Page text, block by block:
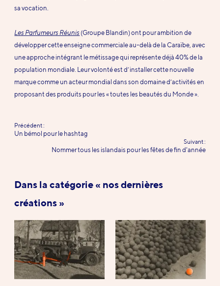
sa vocation.
Les Parfumeurs Réunis (Groupe Blandin) ont pour ambition de
développer cette enseigne commerciale au-delà de la Caraïbe, avec
une approche intégrant le métissage qui représente déjà 40% de la
population mondiale. Leur volonté est d’installer cette nouvelle
marque comme un acteur mondial dans son domaine d’activités en
proposant des produits pour les « toutes les beautés du Monde ».
Précédent :
Un bémol pour le hashtag
-
Suivant :
Nommer tous les islandais pour les fêtes de fin d'année
Dans la catégorie « nos dernières
créations »